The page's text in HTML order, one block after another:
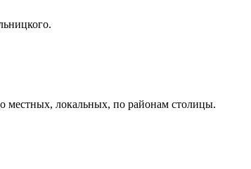
местных, локальных, по районам столицы.